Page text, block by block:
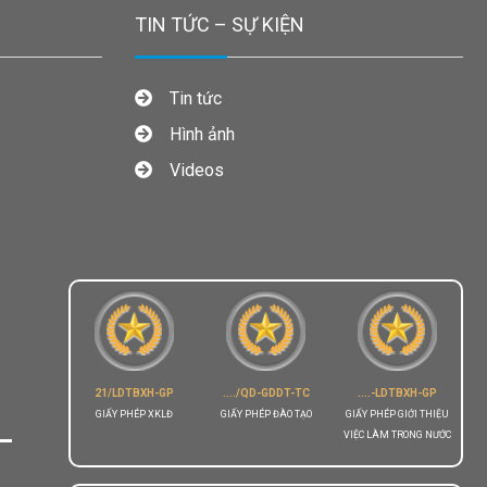
TIN TỨC – SỰ KIỆN
Tin tức
Hình ảnh
Videos
21/LDTBXH-GP
GIẤY PHÉP XKLĐ
..../QD-GDDT-TC
GIẤY PHÉP ĐÀO TẠO
....-LDTBXH-GP
GIẤY PHÉP GIỚI THIỆU
VIỆC LÀM TRONG NƯỚC